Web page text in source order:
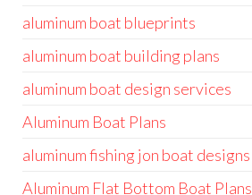
aluminum boat blueprints
aluminum boat building plans
aluminum boat design services
Aluminum Boat Plans
aluminum fishing jon boat designs
Aluminum Flat Bottom Boat Plans